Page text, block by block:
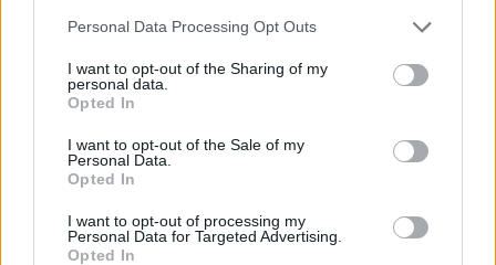
Personal Data Processing Opt Outs
I want to opt-out of the Sharing of my
personal data.
Opted In
I want to opt-out of the Sale of my
Personal Data.
Opted In
I want to opt-out of processing my
Personal Data for Targeted Advertising.
Opted In
dialogare con il paesaggio e con i
materiali identitaridella Sicilia iblea: pietra
lavica, terra rossa, ulivi secolari e mandorli.
Presenze permanenti e irripetibili
Comune